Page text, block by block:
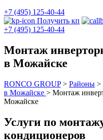
+7 (495) 125-40-44
Получить кп
+7 (495) 125-40-44
Монтаж
в Можайске
RONCO GROUP> Районы >
в Можайске > Монтаж
Можайске
Услуги по
кондиционеров